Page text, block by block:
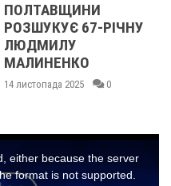
РІЧНУ
0
ОБЛАСТІ